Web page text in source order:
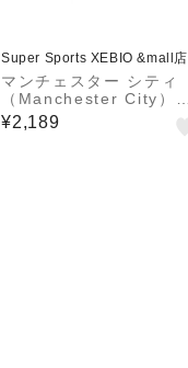
Super Sports XEBIO &mall店
マンチェスター シティ
（Manchester City）キ
ャンバス トートバッグ
MCI-TTB01 BLACK
¥2,189